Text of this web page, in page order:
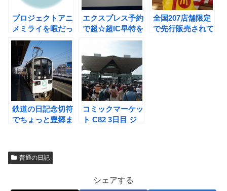
プロジェクトアニ
メミライを暇だっ
たから見てきまし
エクスプレス予約
で超☆超IC早特を
予約してみた
全国207店舗限定
で先行販売されて
鉄道の日記念切符
でちょっと豊郷ま
コミックマーケッ
ト C82 3日目 ジ
普通の日記
シェアする